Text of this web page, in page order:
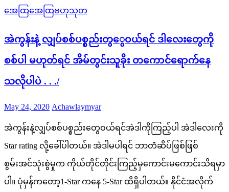
အေထြအေထြဗဟုသုတ
အဲကွန်းနဲ့ လျှပ်စစ်ပစ္စည်းတွွေဝယ်ရင် ဒါလေးတွေကို
စစ်ပါ မဟုတ်ရင် အိမ်တွင်းသူခိုး တကောင်ရောက်နေ
သလိုပါပဲ . . ./
Posted
May 24, 2020 Author
Achawlaymyar
အဲကွန်းနဲ့လျှပ်စစ်ပစ္စည်းတွေဝယ်ရင်အဲဒါကိုကြည့်ပါ အဲဒါလေးကို
Star rating လို့ခေါ်ပါတယ်။ အဲဒါမပါရင် ဘာတံံဆိပ်ဖြစ်ဖြစ်
စွမ်းအင်သုံးစွဲမှုက ကိုယ်တိုင်တိုင်းကြည့်မှကောင်းမကောင်းသိရမှာ
ပါ။ ပုံမှန်ကတော့1-Star ကနေ 5-Star ထိရှိပါတယ်။ နိုင်ငံအလိုက်